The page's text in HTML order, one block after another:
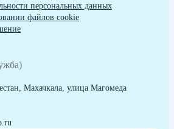
персональных данных
файлов cookie
Махачкала, улица Магомеда